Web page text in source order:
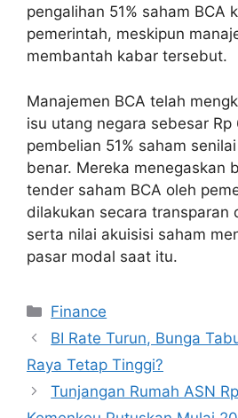
pengalihan 51% saham BCA
pemerintah, meskipun
membantah kabar tersebut.
Manajemen BCA telah
isu utang negara sebesar
pembelian 51% saham
benar. Mereka menegaskan
tender saham BCA oleh
dilakukan secara transparan
serta nilai akuisisi saham
pasar modal saat itu.
Categories
Finance
BI Rate Turun, Bunga
Raya Tetap Tinggi?
Tunjangan Rumah ASN